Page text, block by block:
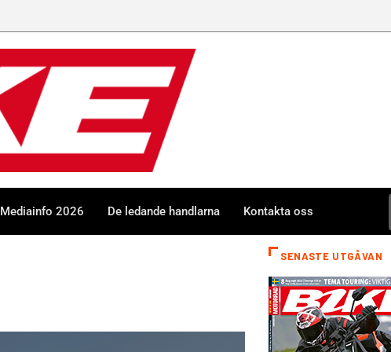
Mediainfo 2026 De ledande handlarna Kontakta oss
SENASTE UTGÅVAN